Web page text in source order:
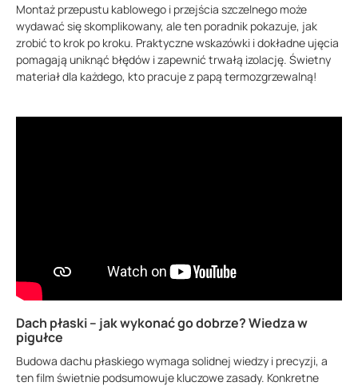
Montaż przepustu kablowego i przejścia szczelnego może
wydawać się skomplikowany, ale ten poradnik pokazuje, jak
zrobić to krok po kroku. Praktyczne wskazówki i dokładne ujęcia
pomagają uniknąć błędów i zapewnić trwałą izolację. Świetny
materiał dla każdego, kto pracuje z papą termozgrzewalną!
Dach płaski – jak wykonać go dobrze? Wiedza w
pigułce
Budowa dachu płaskiego wymaga solidnej wiedzy i precyzji, a
ten film świetnie podsumowuje kluczowe zasady. Konkretne